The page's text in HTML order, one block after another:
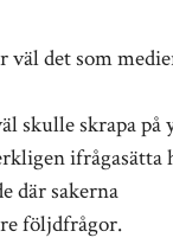
väl det som
skulle skrapa på
ifrågasätta
där sakerna
följdfrågor.